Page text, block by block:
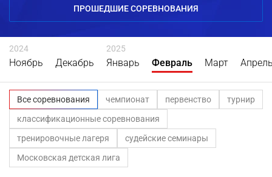
ПРОШЕДШИЕ СОРЕВНОВАНИЯ
2024
Ноябрь Декабрь
2025
Январь Февраль Март
Все соревнования чемпионат первенство
турнир
классификационные соревнования
тренировочные лагеря
судейские семинары
Московская детская лига